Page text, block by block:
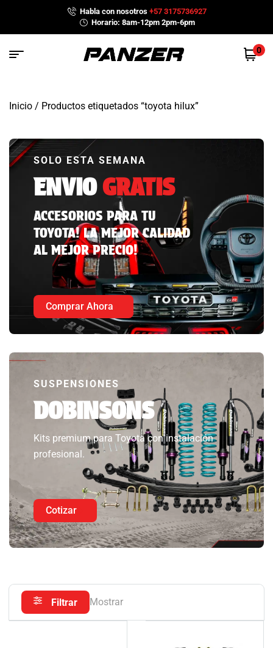
Habla con nosotros+57 3175736927
Horario: 8am-12pm 2pm-6pm
0
Inicio / Productos etiquetados “toyota hilux”
SOLO ESTA SEMANA
ENVIOGRATIS
ACCESORIOS PARA TU
TOYOTA! LA MEJOR CALIDAD
AL MEJOR PRECIO!
Comprar Ahora
SUSPENSIONES
DOBINSONS
Kits premium para Toyota con instalación
profesional.
Cotizar
Filtrar Mostrar